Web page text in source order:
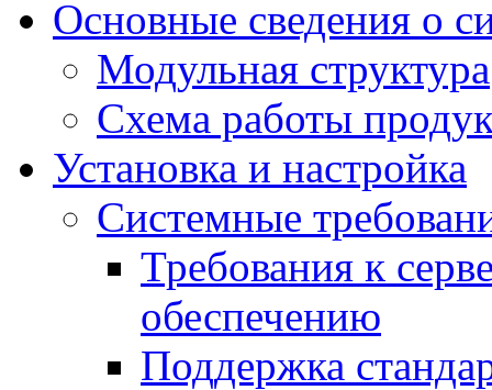
Основные сведения о
Модульная структура
Схема работы
Установка и настройка
Системные
Требования к
обеспечению
Поддержка